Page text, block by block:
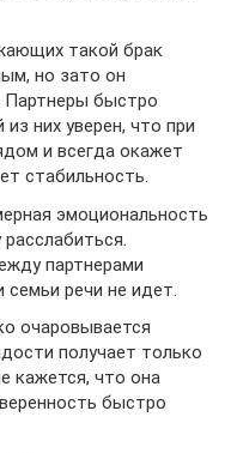
такой брак
но зато он
Партнеры быстро
них уверен, что при
и всегда окажет
стабильность.
эмоциональность
партнерами
речи не идет.
очаровывается
получает только
кажется, что она
быстро